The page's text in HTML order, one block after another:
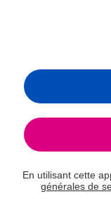
En utilisant cette
générales de